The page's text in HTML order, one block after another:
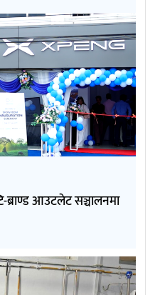
ब्राण्ड आउटलेट सञ्चालनमा